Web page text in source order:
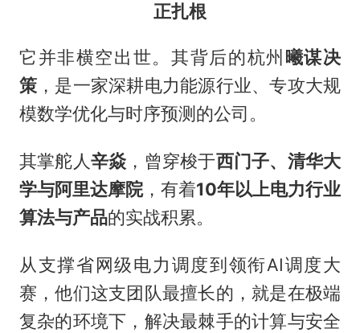
正扎根
它并非横空出世。其背后的杭州 曦谋决
策 ，是一家深耕电力能源行业、专攻大规
模数学优化与时序预测的公司。
其掌舵人辛焱 ，曾穿梭于西门子、清华大
学与阿里达摩院，有着10年以上电力行业
算法与产品的实战积累。
从支撑省网级电力调度到领衔AI调度大
赛，他们这支团队最擅长的，就是在极端
复杂的环境下，解决最棘手的计算与安全